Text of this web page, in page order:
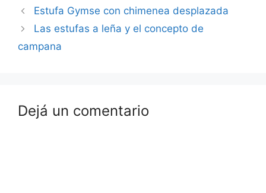
Estufa Gymse con chimenea desplazada
Las estufas a leña y el concepto de
campana
Dejá un comentario